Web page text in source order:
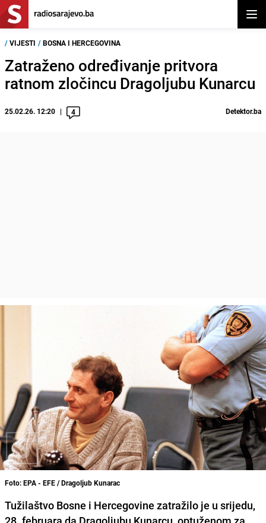
/ VIJESTI / BOSNA I HERCEGOVINA
Zatraženo određivanje pritvora
ratnom zločincu Dragoljubu Kunarcu
25.02.26. 12:20 4 Detektor.ba
Foto: EPA - EFE / Dragoljub Kunarac
Tužilaštvo Bosne i Hercegovine zatražilo je u srijedu,